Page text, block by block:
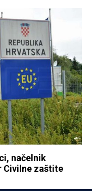
načelnik
Civilne zaštite